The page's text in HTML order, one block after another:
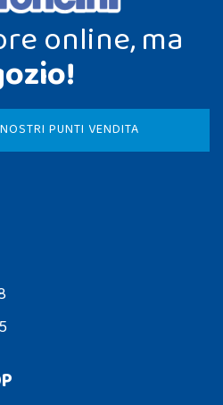
online, ma
PUNTI VENDITA